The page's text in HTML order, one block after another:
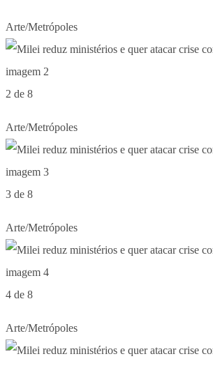
Arte/Metrópoles
2 de 8
Arte/Metrópoles
3 de 8
Arte/Metrópoles
4 de 8
Arte/Metrópoles